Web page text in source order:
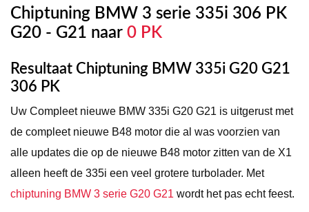
Chiptuning BMW 3 serie 335i 306 PK
G20 - G21 naar 0 PK
Resultaat Chiptuning BMW 335i G20 G21
306 PK
Uw Compleet nieuwe BMW 335i G20 G21 is uitgerust met
de compleet nieuwe B48 motor die al was voorzien van
alle updates die op de nieuwe B48 motor zitten van de X1
alleen heeft de 335i een veel grotere turbolader. Met
chiptuning BMW 3 serie G20 G21 wordt het pas echt feest.